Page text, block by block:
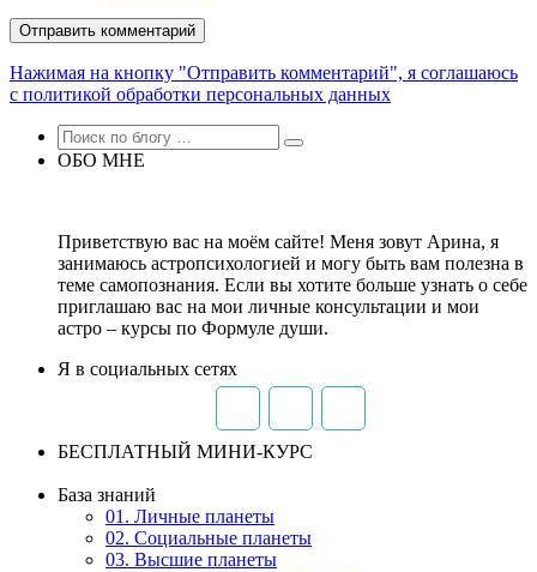
Нажимая на кнопку "Отправить комментарий", я соглашаюсь
с политикой обработки персональных данных
ОБО МНЕ
Приветствую вас на моём сайте! Меня зовут Арина, я
занимаюсь астропсихологией и могу быть вам полезна в
теме самопознания. Если вы хотите больше узнать о себе
приглашаю вас на мои личные консультации и мои
астро – курсы по Формуле души.
Я в социальных сетях
БЕСПЛАТНЫЙ МИНИ-КУРС
База знаний
01. Личные планеты
02. Социальные планеты
03. Высшие планеты